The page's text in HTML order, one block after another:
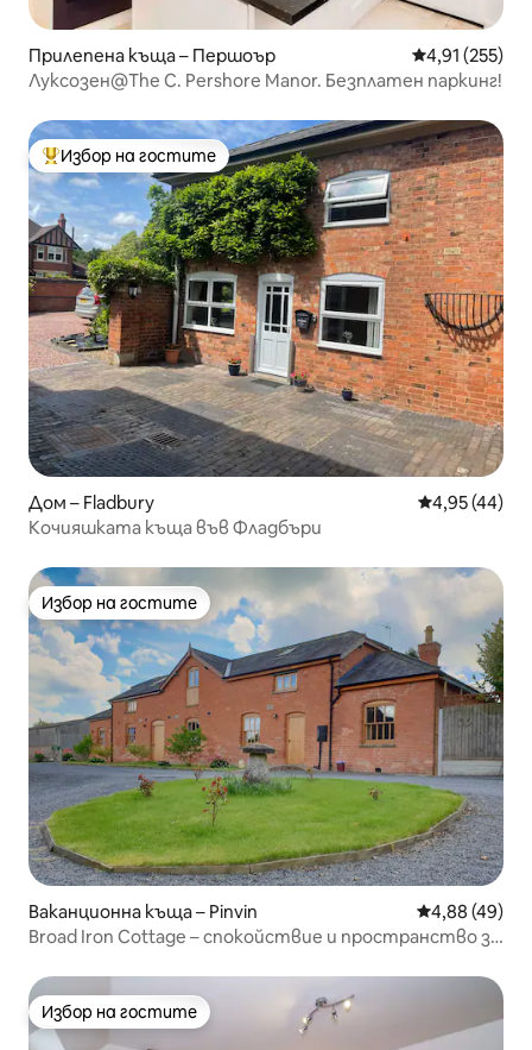
Прилепена къща – Першоър Средна
4,91 (255)
Луксозен@The C. Pershore Manor. Безплатен паркинг!
Най-популярен избор на гостите
Избор на гостите
Дом – Fladbury Средна
4,95 (44)
Кочияшката къща във Фладбъри
Избор на гостите
Избор на гостите
Ваканционна къща – Pinvin Средна
4,88 (49)
Broad Iron Cottage – спокойствие и пространство за
Избор на гостите
Избор на гостите